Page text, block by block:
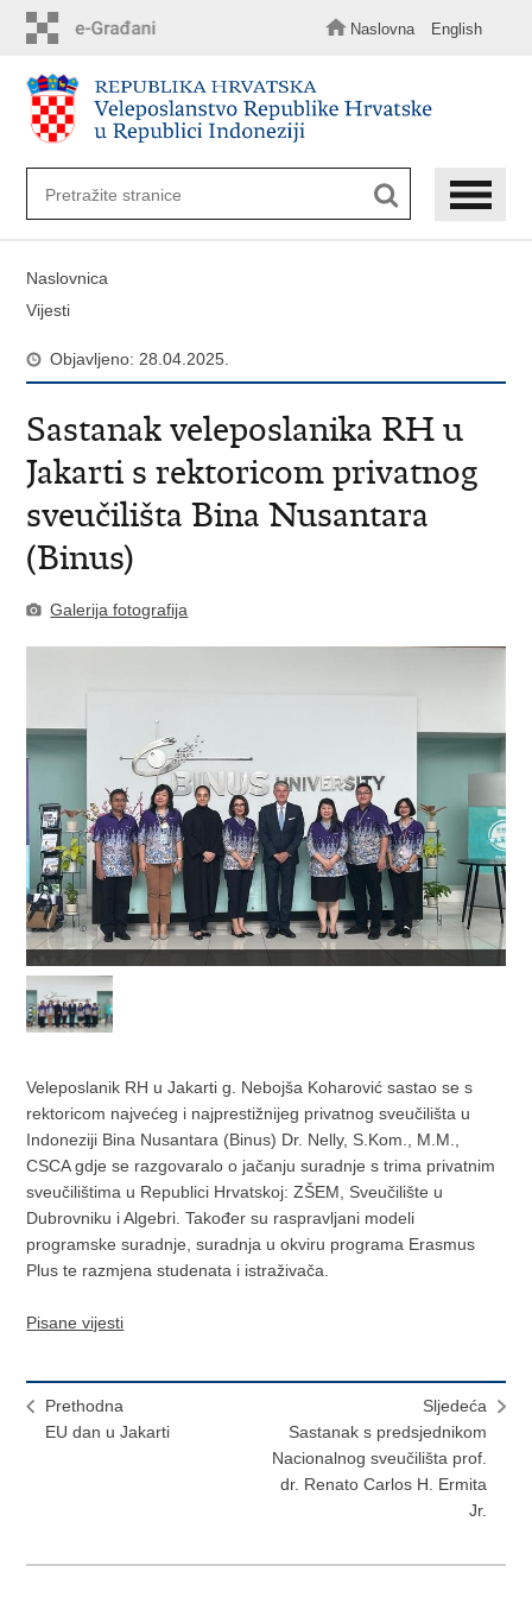
sadržaj
Naslovna English
Naslovnica
Vijesti
Objavljeno: 28.04.2025.
Sastanak veleposlanika RH u
Jakarti s rektoricom privatnog
sveučilišta Bina Nusantara
(Binus)
Galerija fotografija
Veleposlanik RH u Jakarti g. Nebojša Koharović sastao se s
rektoricom najvećeg i najprestižnijeg privatnog sveučilišta u
Indoneziji Bina Nusantara (Binus) Dr. Nelly, S.Kom., M.M.,
CSCA gdje se razgovaralo o jačanju suradnje s trima privatnim
sveučilištima u Republici Hrvatskoj: ZŠEM, Sveučilište u
Dubrovniku i Algebri. Također su raspravljani modeli
programske suradnje, suradnja u okviru programa Erasmus
Plus te razmjena studenata i istraživača.
Pisane vijesti
Prethodna
EU dan u Jakarti
Sljedeća
Sastanak s predsjednikom
Nacionalnog sveučilišta prof.
dr. Renato Carlos H. Ermita
Jr.